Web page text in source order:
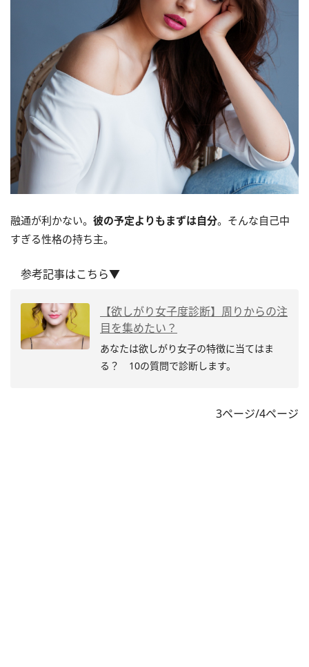
融通が利かない。 彼の予定よりもまずは自分。そんな自己中
すぎる性格の持ち主。
参考記事はこちら▼
【欲しがり女子度診断】周りからの注
目を集めたい？
あなたは欲しがり女子の特徴に当てはま
る？ 10の質問で診断します。
3ページ/4ページ